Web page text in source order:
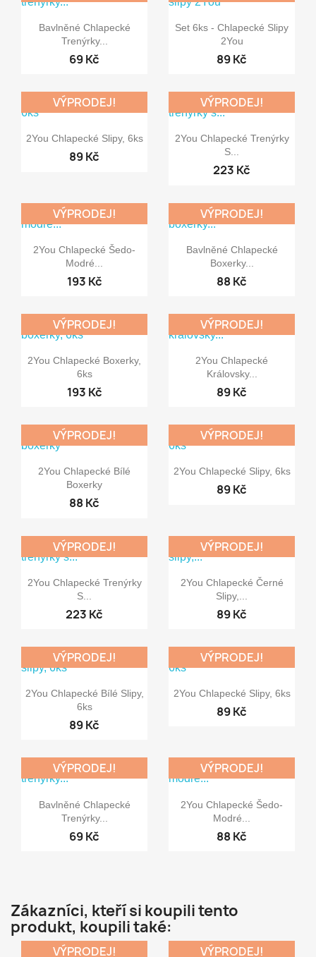
 Rychlý náhled
Bavlněné Chlapecké
Trenýrky...
69 Kč
 Rychlý náhled
Set 6ks - Chlapecké Slipy
2You
89 Kč
 Rychlý náhled
2You Chlapecké Slipy, 6ks
89 Kč
VÝPRODEJ!
 Rychlý náhled
2You Chlapecké Trenýrky
S...
223 Kč
VÝPRODEJ!
 Rychlý náhled
2You Chlapecké Šedo-
Modré...
193 Kč
VÝPRODEJ!
 Rychlý náhled
Bavlněné Chlapecké
Boxerky...
88 Kč
VÝPRODEJ!
 Rychlý náhled
2You Chlapecké Boxerky,
6ks
193 Kč
VÝPRODEJ!
 Rychlý náhled
2You Chlapecké
Královsky...
89 Kč
VÝPRODEJ!
 Rychlý náhled
2You Chlapecké Bílé
Boxerky
88 Kč
VÝPRODEJ!
 Rychlý náhled
2You Chlapecké Slipy, 6ks
89 Kč
VÝPRODEJ!
 Rychlý náhled
2You Chlapecké Trenýrky
S...
223 Kč
VÝPRODEJ!
 Rychlý náhled
2You Chlapecké Černé
Slipy,...
89 Kč
VÝPRODEJ!
 Rychlý náhled
2You Chlapecké Bílé Slipy,
6ks
89 Kč
VÝPRODEJ!
 Rychlý náhled
2You Chlapecké Slipy, 6ks
89 Kč
VÝPRODEJ!
 Rychlý náhled
Bavlněné Chlapecké
Trenýrky...
69 Kč
VÝPRODEJ!
 Rychlý náhled
2You Chlapecké Šedo-
Modré...
88 Kč
VÝPRODEJ!
Zákazníci, kteří si koupili tento
produkt, koupili také:
VÝPRODEJ! VÝPRODEJ!